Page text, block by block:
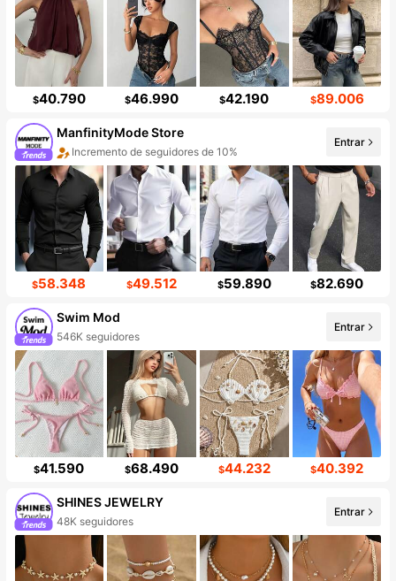
$40.790 $46.990 $42.190 $89.006
ManfinityMode Store
Incremento de seguidores de 10%
Entrar
$58.348 $49.512 $59.890 $82.690
Swim Mod
546K seguidores
Entrar
$41.590 $68.490 $44.232 $40.392
SHINES JEWELRY
48K seguidores
Entrar